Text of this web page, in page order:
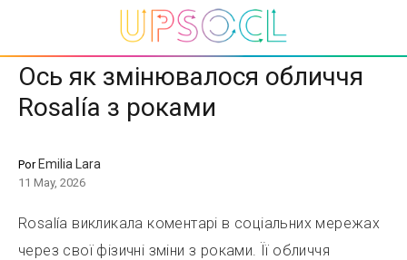
Ось як змінювалося обличчя
Rosalía з роками
Por Emilia Lara
11 May, 2026
Rosalía викликала коментарі в соціальних мережах
через свої фізичні зміни з роками. Її обличчя